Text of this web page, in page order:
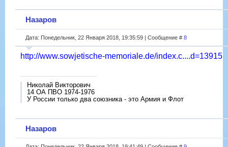
Назаров
Дата: Понедельник, 22 Января 2018, 19:35:59 | Сообщение # 8
http://www.sowjetische-memoriale.de/index.c....d=13915
Николай Викторович
14 ОА ПВО 1974-1976
У России только два союзника - это Армия и Флот
Назаров